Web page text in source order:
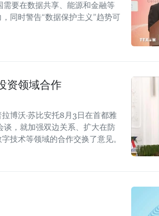
要在数据共享、能源和金融等
同时警告“数据保护主义”趋势可
资领域合作
博沃·苏比安托8月3日在首都雅
谈，就加强双边关系、扩大在防
技术等领域的合作交换了意见。